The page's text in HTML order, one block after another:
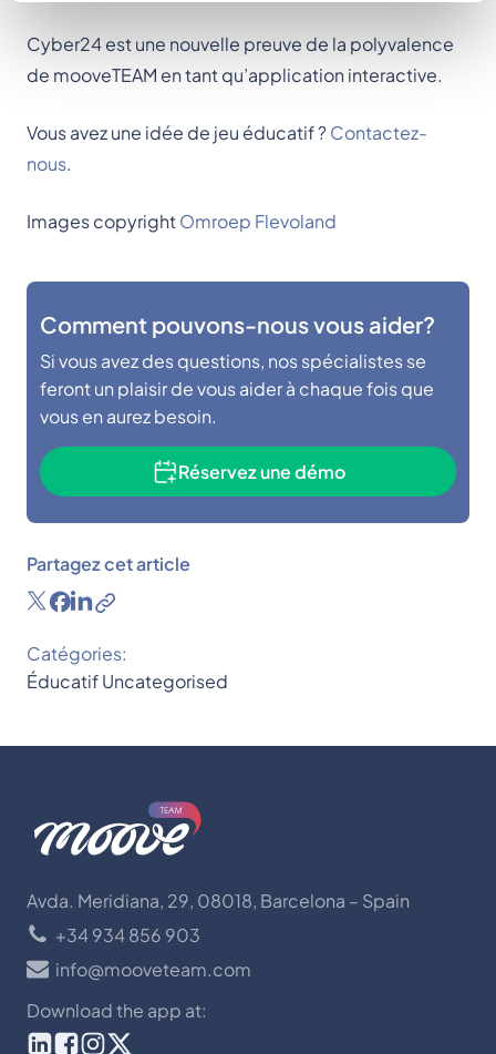
Cyber24 est une nouvelle preuve de la polyvalence
de mooveTEAM en tant qu’application interactive.
Vous avez une idée de jeu éducatif ?Contactez-
nous.
Images copyrightOmroep Flevoland
Comment pouvons-nous vous aider?
Si vous avez des questions, nos spécialistes se
feront un plaisir de vous aider à chaque fois que
vous en aurez besoin.
Réservez une démo
Partagez cet article
Catégories:
ÉducatifUncategorised
Avda. Meridiana, 29, 08018, Barcelona – Spain
+34 934 856 903
info@mooveteam.com
Download the app at: